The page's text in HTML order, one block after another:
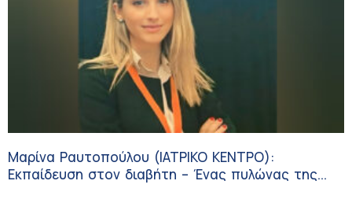
Μαρίνα Ραυτοπούλου (ΙΑΤΡΙΚΟ ΚΕΝΤΡΟ):
Εκπαίδευση στον διαβήτη – Ένας πυλώνας της